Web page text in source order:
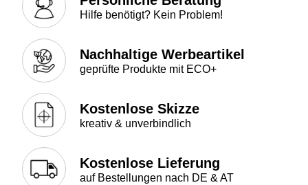
Hilfe benötigt? Kein Problem!
Nachhaltige Werbeartikel
geprüfte Produkte mit ECO+
Kostenlose Skizze
kreativ & unverbindlich
Kostenlose Lieferung
auf Bestellungen nach DE & AT